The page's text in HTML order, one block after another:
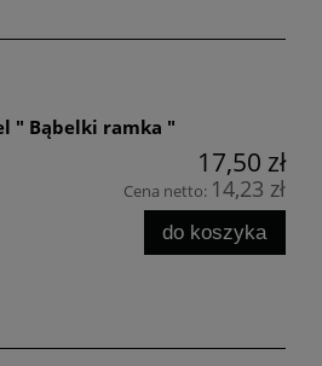
" Bąbelki ramka "
17,50 zł
Cena netto: 14,23 zł
do koszyka